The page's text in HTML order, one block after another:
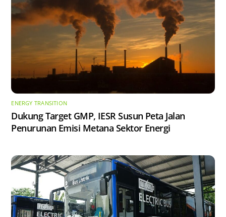
ENERGY TRANSITION
Dukung Target GMP, IESR Susun Peta Jalan
Penurunan Emisi Metana Sektor Energi